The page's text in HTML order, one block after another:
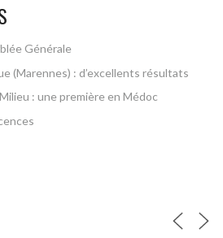
Générale
(Marennes) : d’excellents résultats
: une première en Médoc